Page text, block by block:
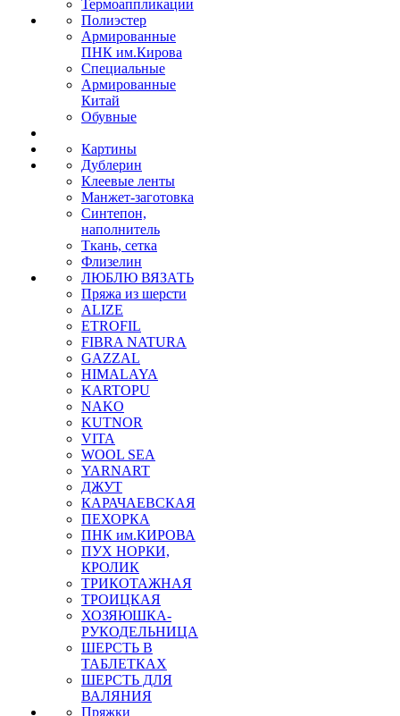
Термоаппликации
Полиэстер
Армированные
ПНК им.Кирова
Специальные
Армированные
Китай
Обувные
Картины
Дублерин
Клеевые ленты
Манжет-заготовка
Синтепон,
наполнитель
Ткань, сетка
Флизелин
ЛЮБЛЮ ВЯЗАТЬ
Пряжа из шерсти
ALIZE
ETROFIL
FIBRA NATURA
GAZZAL
HIMALAYA
KARTOPU
NAKO
KUTNOR
VITA
WOOL SEA
YARNART
ДЖУТ
КАРАЧАЕВСКАЯ
ПЕХОРКА
ПНК им.КИРОВА
ПУХ НОРКИ,
КРОЛИК
ТРИКОТАЖНАЯ
ТРОИЦКАЯ
ХОЗЯЮШКА-
РУКОДЕЛЬНИЦА
ШЕРСТЬ В
ТАБЛЕТКАХ
ШЕРСТЬ ДЛЯ
ВАЛЯНИЯ
Пряжки